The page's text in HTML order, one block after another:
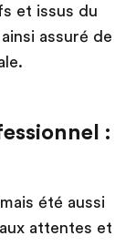
et issus du
assuré de
:
été aussi
attentes et